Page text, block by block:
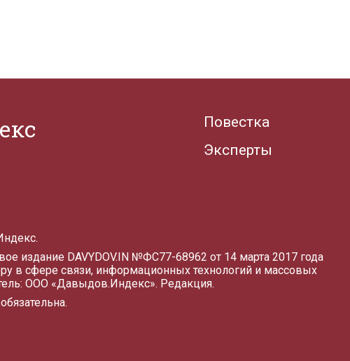
Повестка
Эксперты
издание DAVYDOV.IN №ФС77-68962 от 14 марта 2017 года
в сфере связи, информационных технологий и массовых
ООО «Давыдов.Индекс». Редакция.